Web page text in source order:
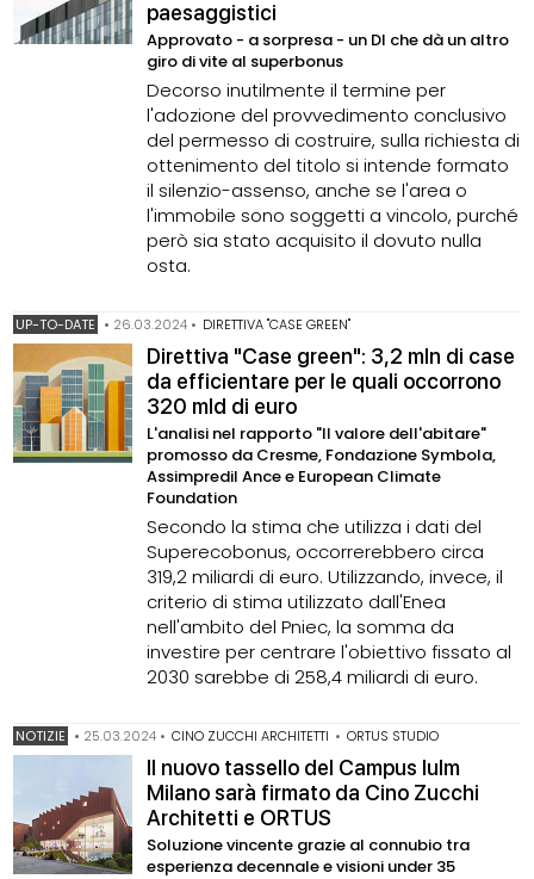
paesaggistici
Approvato - a sorpresa - un Dl che dà un altro
giro di vite al superbonus
Decorso inutilmente il termine per
l'adozione del provvedimento conclusivo
del permesso di costruire, sulla richiesta di
ottenimento del titolo si intende formato
il silenzio-assenso, anche se l'area o
l'immobile sono soggetti a vincolo, purché
però sia stato acquisito il dovuto nulla
osta.
UP-TO-DATE • 26.03.2024 • DIRETTIVA "CASE GREEN"
Direttiva "Case green": 3,2 mln di case
da efficientare per le quali occorrono
320 mld di euro
L'analisi nel rapporto "Il valore dell'abitare"
promosso da Cresme, Fondazione Symbola,
Assimpredil Ance e European Climate
Foundation
Secondo la stima che utilizza i dati del
Superecobonus, occorrerebbero circa
319,2 miliardi di euro. Utilizzando, invece, il
criterio di stima utilizzato dall'Enea
nell'ambito del Pniec, la somma da
investire per centrare l'obiettivo fissato al
2030 sarebbe di 258,4 miliardi di euro.
NOTIZIE • 25.03.2024 • CINO ZUCCHI ARCHITETTI • ORTUS STUDIO
Il nuovo tassello del Campus Iulm
Milano sarà firmato da Cino Zucchi
Architetti e ORTUS
Soluzione vincente grazie al connubio tra
esperienza decennale e visioni under 35